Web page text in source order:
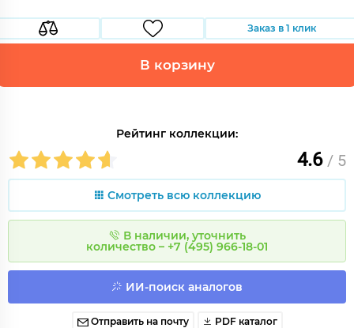
Заказ в 1 клик
В корзину
Рейтинг коллекции:
4.6 / 5
Смотреть всю коллекцию
В наличии, уточнить
количество – +7 (495) 966-18-01
ИИ-поиск аналогов
Отправить на почту PDF каталог